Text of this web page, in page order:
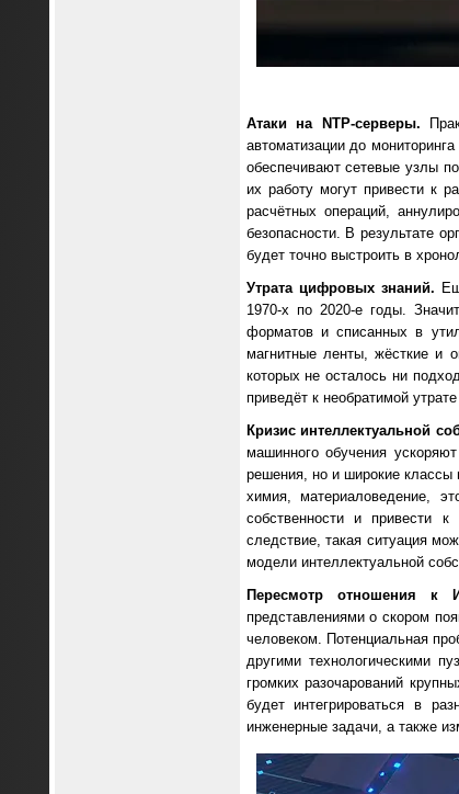
Атаки на NTP-серверы.
автоматизации до
обеспечивают сетевые узлы
их работу могут привести к
расчётных операций,
безопасности. В результате
будет точно выстроить в
Утрата цифровых знаний.
1970-х по 2020-е годы.
форматов и списанных в
магнитные ленты, жёсткие и
которых не осталось ни
приведёт к необратимой
Кризис интеллектуальной
машинного обучения
решения, но и широкие классы
химия, материаловедение,
собственности и привести к
следствие, такая ситуация
модели интеллектуальной
Пересмотр отношения к
представлениями о скором
человеком. Потенциальная
другими технологическими
громких разочарований
будет интегрироваться в
инженерные задачи, а также